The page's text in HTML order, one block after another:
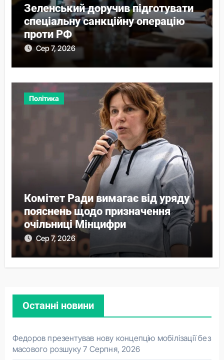
Зеленський доручив підготувати
спеціальну санкційну операцію
проти РФ
Сер 7, 2026
Політика
Комітет Ради вимагає від уряду
пояснень щодо призначення
очільниці Мінцифри
Сер 7, 2026
Останні новини
Федоров презентував нову концепцію мобілізації без
масового розшуку 7 Серпня, 2026